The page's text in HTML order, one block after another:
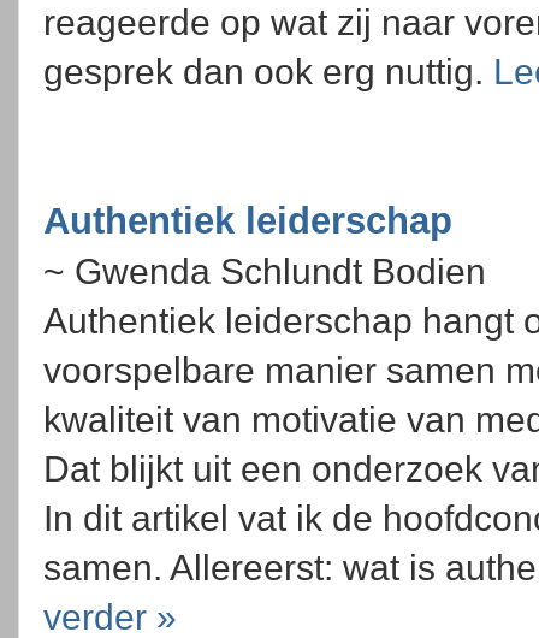
reageerde op wat zij naar
gesprek dan ook erg nuttig.
Authentiek leiderschap
~ Gwenda Schlundt Bodien
Authentiek leiderschap hangt
voorspelbare manier samen
kwaliteit van motivatie van
Dat blijkt uit een onderzoek
In dit artikel vat ik de
samen. Allereerst: wat is
verder »